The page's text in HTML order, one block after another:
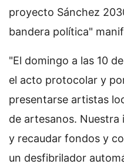
proyecto Sánchez
bandera política"
"El domingo a las 10
el acto protocolar y
presentarse artistas
de artesanos. Nuestra
y recaudar fondos y
un desfibrilador